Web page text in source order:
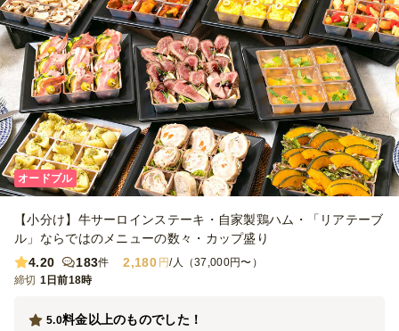
オードブル
【小分け】牛サーロインステーキ・自家製鶏ハム・「リアテーブ
ル」ならではのメニューの数々・カップ盛り
4.20
183件 2,180 円/人（37,000円〜）
締切 1日前18時
料金以上のものでした！
5.0